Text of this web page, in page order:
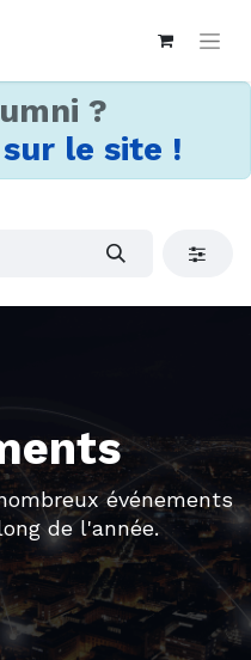
?
le site !
événements
de l'année.